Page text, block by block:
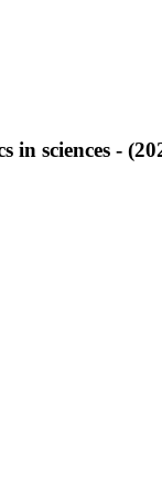
in sciences -